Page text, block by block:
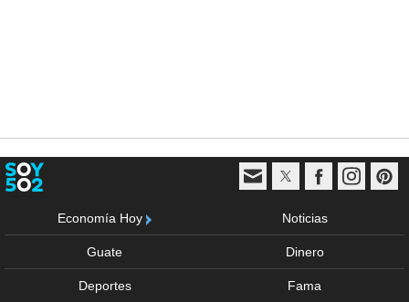
Economía Hoy Noticias
Guate Dinero
Deportes Fama